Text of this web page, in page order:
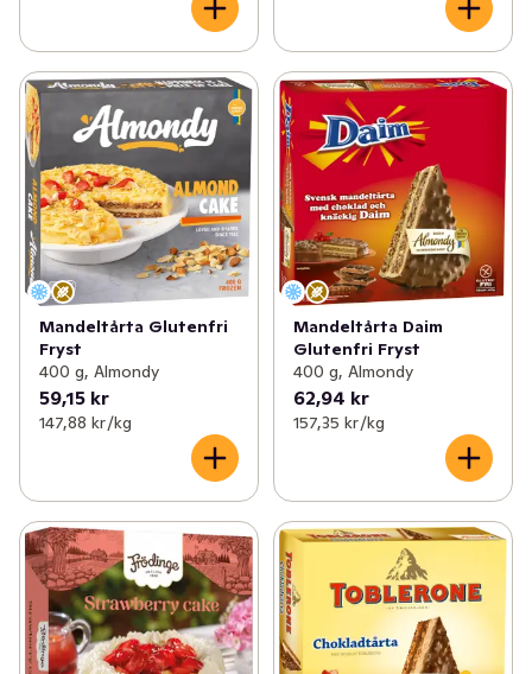
Mandeltårta Glutenfri
Fryst
400 g, Almondy
59,15 kr
147,88 kr /kg
Mandeltårta Daim
Glutenfri Fryst
400 g, Almondy
62,94 kr
157,35 kr /kg